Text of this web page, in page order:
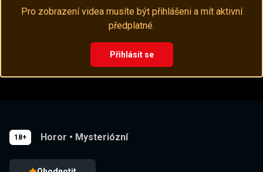
Pro zobrazení videa musíte být přihlášeni a mít aktivní
předplatné.
Přihlásit se
18+ Horor • Mysteriózní